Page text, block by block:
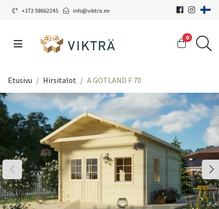
+372 58662245 info@viktra.ee
0
Etusivu Hirsitalot A GOTLAND F 70